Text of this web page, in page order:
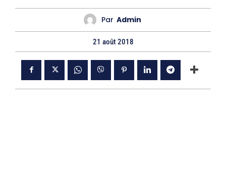
Par Admin
21 août 2018